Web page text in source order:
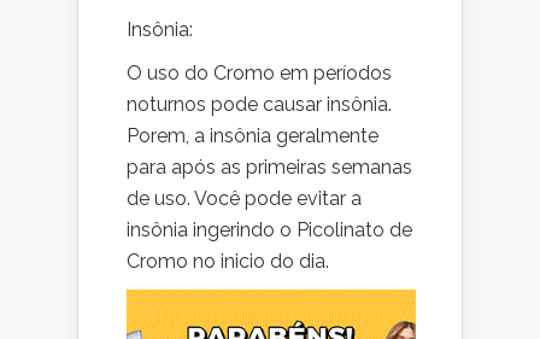
Insônia:
O uso do Cromo em períodos
noturnos pode causar insônia.
Porem, a insônia geralmente
para após as primeiras semanas
de uso. Você pode evitar a
insônia ingerindo o Picolinato de
Cromo no inicio do dia.